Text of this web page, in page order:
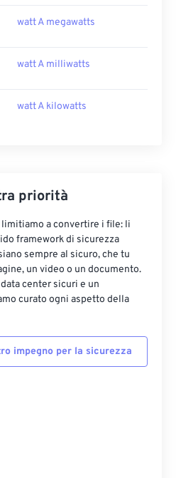
watt A megawatts
watt A milliwatts
watt A kilowatts
priorità
a convertire i file: li
framework di sicurezza
sempre al sicuro, che tu
un video o un documento.
center sicuri e un
curato ogni aspetto della
impegno per la sicurezza